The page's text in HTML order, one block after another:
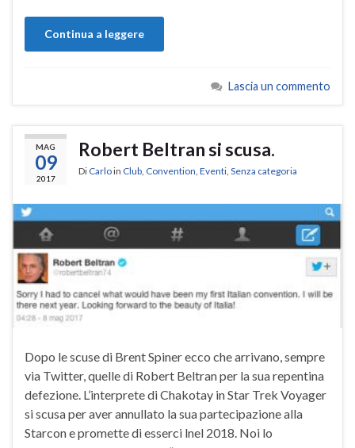
Continua a leggere
Lascia un commento
MAG
09
2017
Robert Beltran si scusa.
Di Carloin Club, Convention, Eventi, Senza categoria
Dopo le scuse di Brent Spiner ecco che arrivano, sempre
via Twitter, quelle di Robert Beltran per la sua repentina
defezione. L’interprete di Chakotay in Star Trek Voyager
si scusa per aver annullato la sua partecipazione alla
Starcon e promette di esserci lnel 2018. Noi lo